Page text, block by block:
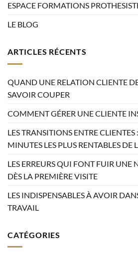
ESPACE FORMATIONS
LE BLOG
ARTICLES RÉCENTS
QUAND UNE RELATION CLIENTE
SAVOIR COUPER
COMMENT GÉRER UNE CLIENTE
LES TRANSITIONS ENTRE CLIENTES
MINUTES LES PLUS RENTABLES DE
LES ERREURS QUI FONT FUIR UNE
DÈS LA PREMIÈRE VISITE
LES INDISPENSABLES À AVOIR
TRAVAIL
CATÉGORIES